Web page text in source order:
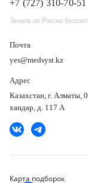
+7 (727) 310-70-51
Звонок по России
Почта
yes@medsyst.kz
Адрес
Казахстан, г. Алматы,
хандар, д. 117 А
Карта подборок